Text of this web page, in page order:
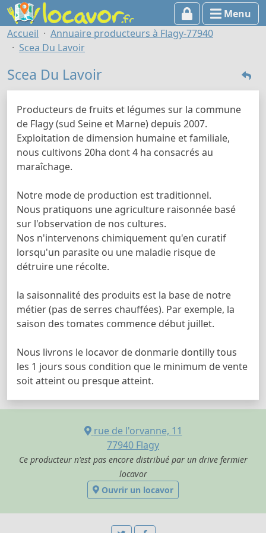
Menu
Accueil
Annuaire producteurs à Flagy-77940
Scea Du Lavoir
Scea Du Lavoir
Producteurs de fruits et légumes sur la commune
de Flagy (sud Seine et Marne) depuis 2007.
Exploitation de dimension humaine et familiale,
nous cultivons 20ha dont 4 ha consacrés au
maraîchage.
Notre mode de production est traditionnel.
Nous pratiquons une agriculture raisonnée basé
sur l'observation de nos cultures.
Nos n'intervenons chimiquement qu'en curatif
lorsqu'un parasite ou une maladie risque de
détruire une récolte.
la saisonnalité des produits est la base de notre
métier (pas de serres chauffées). Par exemple, la
saison des tomates commence début juillet.
Nous livrons le locavor de donmarie dontilly tous
les 1 jours sous condition que le minimum de vente
soit atteint ou presque atteint.
rue de l'orvanne, 11
77940 Flagy
Ce producteur n'est pas encore distribué par un drive fermier
locavor
Ouvrir un locavor